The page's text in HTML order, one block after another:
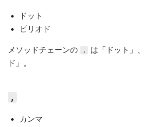
ドット
ピリオド
メソッドチェーンの .
は「ドット」
ド」。
,
カンマ